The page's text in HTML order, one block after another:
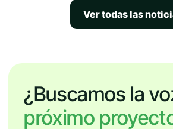
Ver todas las
¿Buscamos la
próximo